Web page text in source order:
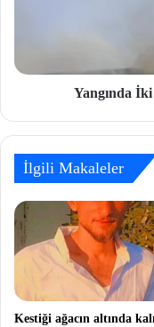
Yangında
İlgili Makaleler
Kestiği ağacın altında